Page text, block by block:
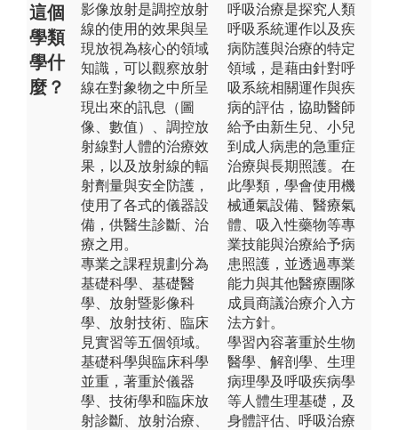
這個
學類
學什
麼？
影像放射是調控放射
線的使用的效果與呈
現放視為核心的領域
知識，可以觀察放射
線在對象物之中所呈
現出來的訊息（圖
像、數值）、調控放
射線對人體的治療效
果，以及放射線的輻
射劑量與安全防護，
使用了各式的儀器設
備，供醫生診斷、治
療之用。
專業之課程規劃分為
基礎科學、基礎醫
學、放射暨影像科
學、放射技術、臨床
見實習等五個領域。
基礎科學與臨床科學
並重，著重於儀器
學、技術學和臨床放
射診斷、放射治療、
呼吸治療是探究人類
呼吸系統運作以及疾
病防護與治療的特定
領域，是藉由針對呼
吸系統相關運作與疾
病的評估，協助醫師
給予由新生兒、小兒
到成人病患的急重症
治療與長期照護。在
此學類，學會使用機
械通氣設備、醫療氣
體、吸入性藥物等專
業技能與治療給予病
患照護，並透過專業
能力與其他醫療團隊
成員商議治療介入方
法方針。
學習內容著重於生物
醫學、解剖學、生理
病理學及呼吸疾病學
等人體生理基礎，及
身體評估、呼吸治療